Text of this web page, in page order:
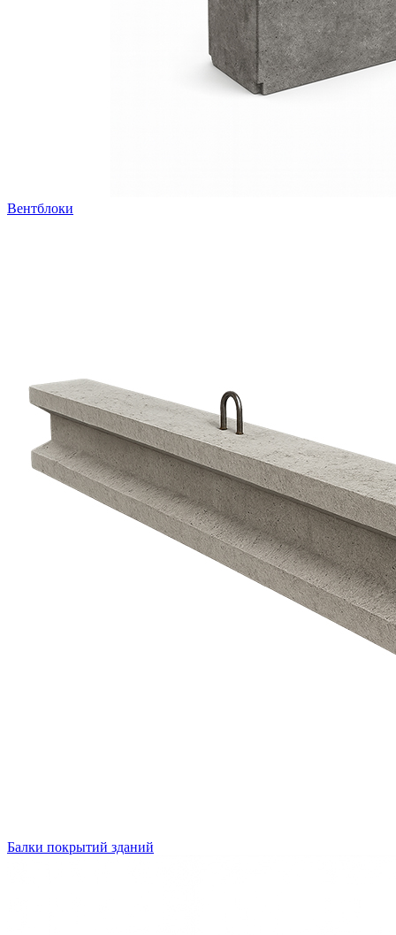
Вентблоки
Балки покрытий зданий